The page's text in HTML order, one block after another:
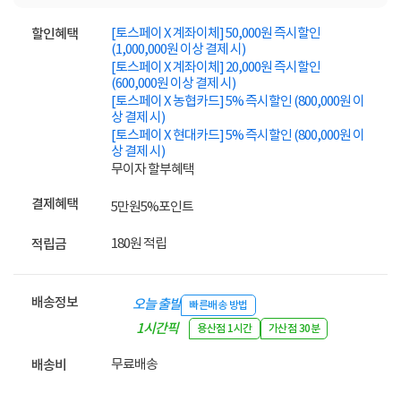
할인혜택
[토스페이 X 계좌이체] 50,000원 즉시할인
(1,000,000원 이상 결제 시)
[토스페이 X 계좌이체] 20,000원 즉시할인
(600,000원 이상 결제 시)
[토스페이 X 농협카드] 5% 즉시할인 (800,000원 이
상 결제 시)
[토스페이 X 현대카드] 5% 즉시할인 (800,000원 이
상 결제 시)
무이자 할부혜택
결제혜택 5만원5%포인트
적립금 180원 적립
배송정보 오늘 출발 빠른배송 방법
1시간픽
용산점 1시간 가산점 30분
배송비 무료배송